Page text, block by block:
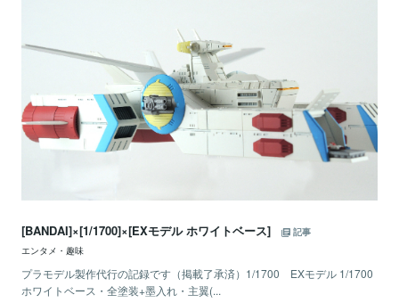
[BANDAI]×[1/1700]×[EXモデル ホワイトベース]
記事
エンタメ・趣味
プラモデル製作代行の記録です（掲載了承済）1/1700 EXモデル 1/1700
ホワイトベース・全塗装+墨入れ・主翼(...